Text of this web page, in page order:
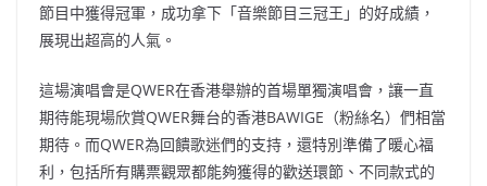
節目中獲得冠軍，成功拿下「音樂節目三冠王」的好成績，
展現出超高的人氣。
這場演唱會是QWER在香港舉辦的首場單獨演唱會，讓一直
期待能現場欣賞QWER舞台的香港BAWIGE（粉絲名）們相當
期待。而QWER為回饋歌迷們的支持，還特別準備了暖心福
利，包括所有購票觀眾都能夠獲得的歡送環節、不同款式的